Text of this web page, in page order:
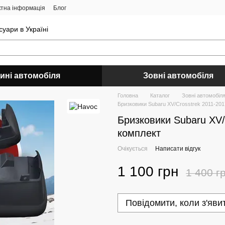
інформація Блог
в Україні
автомобіля Зовні автомобіля
Головна Каталог
Зовні автомобіля
Бризковики Subaru XV/Crosstrek 2011-
Бризковики Subaru
комплект
Очікується Написати відгук
1 100 грн 1 400
Повідомити, коли